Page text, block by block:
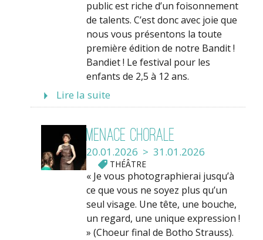
public est riche d’un foisonnement
de talents. C’est donc avec joie que
nous vous présentons la toute
première édition de notre Bandit !
Bandiet ! Le festival pour les
enfants de 2,5 à 12 ans.
Lire la suite
Menace chorale
20.01.2026 > 31.01.2026
THÉÂTRE
« Je vous photographierai jusqu’à
ce que vous ne soyez plus qu’un
seul visage. Une tête, une bouche,
un regard, une unique expression !
» (Choeur final de Botho Strauss).